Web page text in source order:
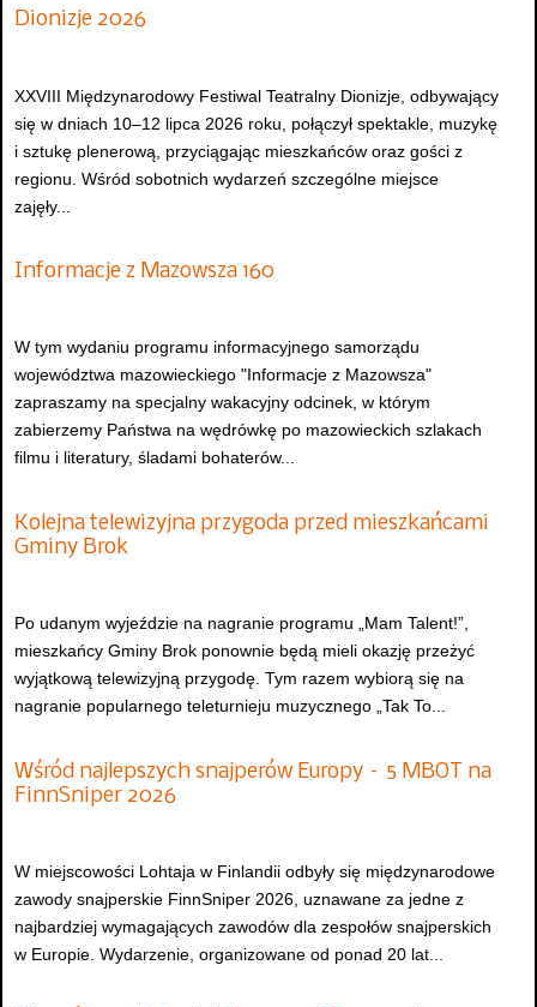
Dionizje 2026
XXVIII Międzynarodowy Festiwal Teatralny Dionizje, odbywający
się w dniach 10–12 lipca 2026 roku, połączył spektakle, muzykę
i sztukę plenerową, przyciągając mieszkańców oraz gości z
regionu. Wśród sobotnich wydarzeń szczególne miejsce
zajęły...
Informacje z Mazowsza 160
W tym wydaniu programu informacyjnego samorządu
województwa mazowieckiego "Informacje z Mazowsza"
zapraszamy na specjalny wakacyjny odcinek, w którym
zabierzemy Państwa na wędrówkę po mazowieckich szlakach
filmu i literatury, śladami bohaterów...
Kolejna telewizyjna przygoda przed mieszkańcami
Gminy Brok
Po udanym wyjeździe na nagranie programu „Mam Talent!”,
mieszkańcy Gminy Brok ponownie będą mieli okazję przeżyć
wyjątkową telewizyjną przygodę. Tym razem wybiorą się na
nagranie popularnego teleturnieju muzycznego „Tak To...
Wśród najlepszych snajperów Europy – 5 MBOT na
FinnSniper 2026
W miejscowości Lohtaja w Finlandii odbyły się międzynarodowe
zawody snajperskie FinnSniper 2026, uznawane za jedne z
najbardziej wymagających zawodów dla zespołów snajperskich
w Europie. Wydarzenie, organizowane od ponad 20 lat...